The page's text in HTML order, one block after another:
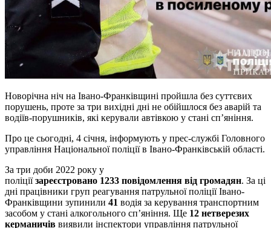
Новорічна ніч на Івано-Франківщині пройшла без суттєвих
порушень, проте за три вихідні дні не обійшлося без аварій та
водіїв-порушників, які керували автівкою у стані сп’яніння.
Про це сьогодні, 4 січня, інформують у прес-службі Головного
управління Національної поліції в Івано-Франківській області.
За три доби 2022 року у
поліціїзареєстровано 1233 повідомлення від громадян. За ці
дні працівники груп реагування патрульної поліції Івано-
Франківщини зупинили 41 водія за керування транспортним
засобом у стані алкогольного сп’яніння. Ще 12 нетверезих
керманичів виявили інспектори управління патрульної